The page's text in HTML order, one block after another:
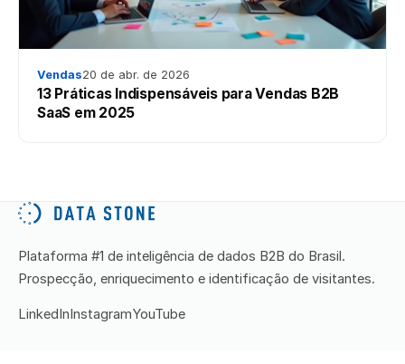
Vendas20 de abr. de 2026
13 Práticas Indispensáveis para Vendas B2B
SaaS em 2025
Plataforma #1 de inteligência de dados B2B do Brasil.
Prospecção, enriquecimento e identificação de visitantes.
LinkedInInstagramYouTube